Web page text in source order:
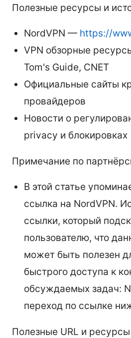
Полезные ресурсы и
NordVPN — https://
VPN обзорные
Tom's Guide, CNET
Официальные сайты
провайдеров
Новости о
privacy и блокировках
Примечание по
В этой статье
ссылка на NordVPN.
ссылки, который
пользователю, что
может быть полезен
быстрого доступа к
обсуждаемых задач:
переход по ссылке
Полезные URL и ресурсы